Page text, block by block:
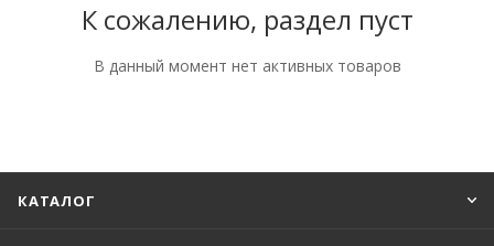
К сожалению, раздел пуст
В данный момент нет активных товаров
КАТАЛОГ